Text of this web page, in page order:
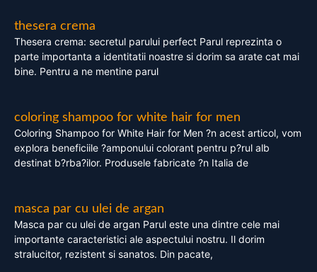
thesera crema
Thesera crema: secretul parului perfect Parul reprezinta o
parte importanta a identitatii noastre si dorim sa arate cat mai
bine. Pentru a ne mentine parul
coloring shampoo for white hair for men
Coloring Shampoo for White Hair for Men ?n acest articol, vom
explora beneficiile ?amponului colorant pentru p?rul alb
destinat b?rba?ilor. Produsele fabricate ?n Italia de
masca par cu ulei de argan
Masca par cu ulei de argan Parul este una dintre cele mai
importante caracteristici ale aspectului nostru. Il dorim
stralucitor, rezistent si sanatos. Din pacate,